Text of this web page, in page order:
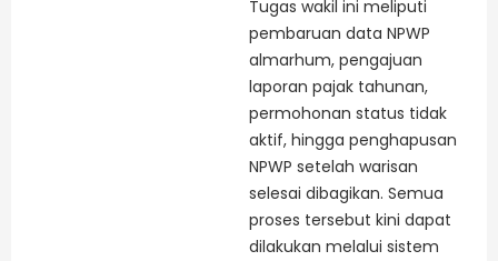
Tugas wakil ini meliputi
pembaruan data NPWP
almarhum, pengajuan
laporan pajak tahunan,
permohonan status tidak
aktif, hingga penghapusan
NPWP setelah warisan
selesai dibagikan. Semua
proses tersebut kini dapat
dilakukan melalui sistem